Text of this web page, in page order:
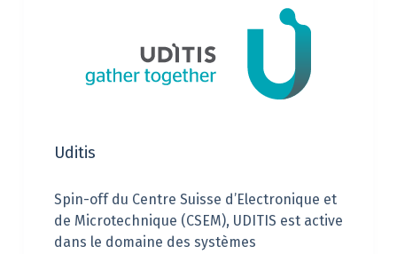
Uditis
Spin-off du Centre Suisse d’Electronique et
de Microtechnique (CSEM), UDITIS est active
dans le domaine des systèmes